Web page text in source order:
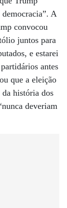
A
convocou
juntos para
e estarei
antes
que a eleição
história dos
deveriam